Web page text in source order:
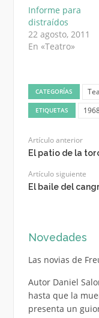
Informe para
distraídos
22 agosto, 2011
En «Teatro»
CATEGORÍAS
ETIQUETAS
Artículo anterior
El patio de la
Artículo siguiente
El baile del
Novedades
Las novias de
Autor Daniel
hasta que la
presenta un